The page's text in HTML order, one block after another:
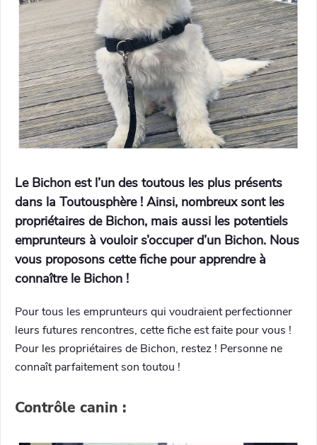
Le Bichon est l’un des toutous les plus présents
dans la Toutousphère ! Ainsi, nombreux sont les
propriétaires de Bichon, mais aussi les potentiels
emprunteurs à vouloir s’occuper d’un Bichon. Nous
vous proposons cette fiche pour apprendre à
connaître le Bichon !
Pour tous les emprunteurs qui voudraient perfectionner
leurs futures rencontres, cette fiche est faite pour vous !
Pour les propriétaires de Bichon, restez ! Personne ne
connaît parfaitement son toutou !
Contrôle canin :